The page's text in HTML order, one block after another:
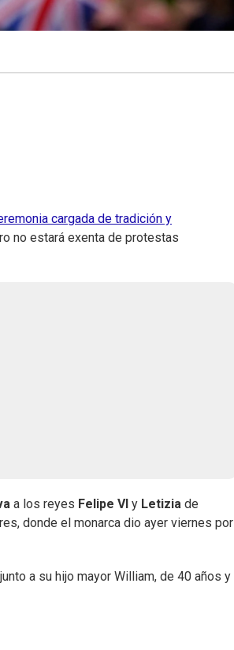
cargada de tradición y
no estará exenta de protestas
a los reyes Felipe VI y Letizia de
donde el monarca dio ayer viernes por
a su hijo mayor William, de 40 años y